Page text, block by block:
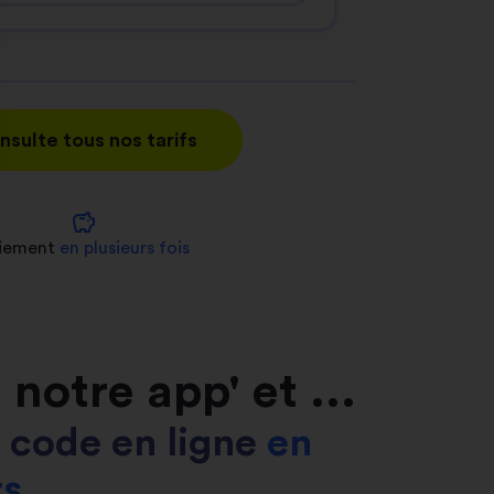
vos Options
vos paramètres de confidentialité, en
tous nos tarifs
savings
en plusieurs fois
notre app' et ...
en ligne en